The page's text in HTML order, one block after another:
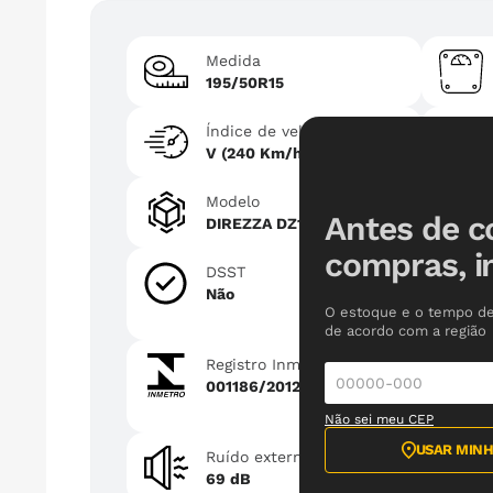
Antes de
compras,
O estoque e o tempo
de acordo com a região
Não sei meu CEP
USAR
Medida
195/50R15
Índice de velocidade
V (240 Km/h)
Modelo
DIREZZA DZ102
DSST
Não
Registro Inmetro
001186/2012
Ruído externo
69 dB